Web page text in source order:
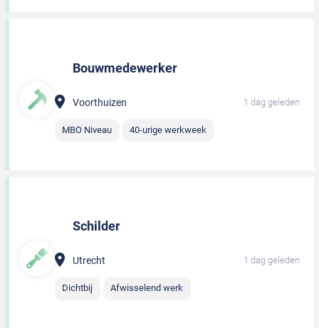
Bouwmedewerker
Voorthuizen 1 dag geleden
MBO Niveau 40-urige werkweek
Schilder
Utrecht 1 dag geleden
Dichtbij Afwisselend werk